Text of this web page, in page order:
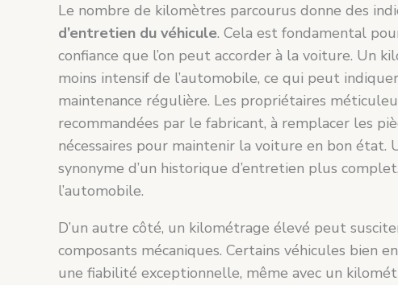
Le nombre de kilomètres parcourus donne des
d’entretien du véhicule. Cela est fondamental
confiance que l’on peut accorder à la voiture. Un
moins intensif de l’automobile, ce qui peut
maintenance régulière. Les propriétaires
recommandées par le fabricant, à remplacer les
nécessaires pour maintenir la voiture en bon
synonyme d’un historique d’entretien plus
l’automobile.
D’un autre côté, un kilométrage élevé peut
composants mécaniques. Certains véhicules bien
une fiabilité exceptionnelle, même avec un